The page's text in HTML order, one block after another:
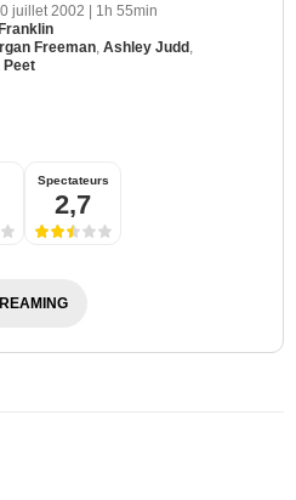
juillet 2002
1h 55min
Freeman, Ashley Judd ,
Peet
Spectateurs
2,7